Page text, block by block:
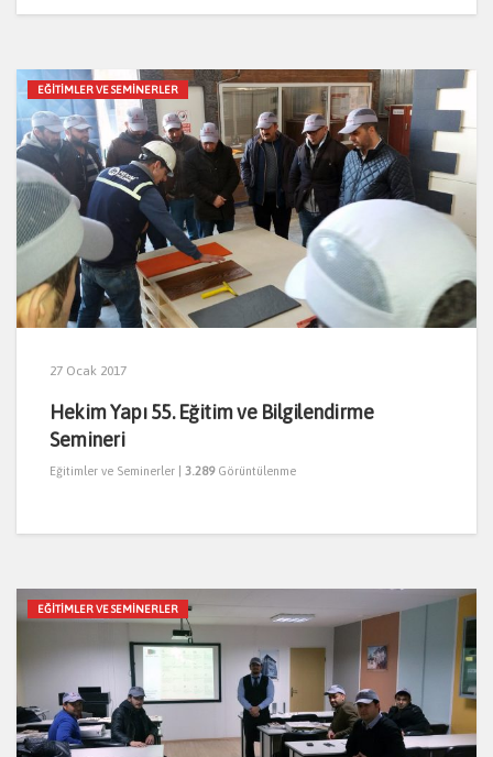
EĞITIMLER VE SEMINERLER
27 Ocak 2017
Hekim Yapı 55. Eğitim ve Bilgilendirme
Semineri
Eğitimler ve Seminerler 3.289Görüntülenme
EĞITIMLER VE SEMINERLER